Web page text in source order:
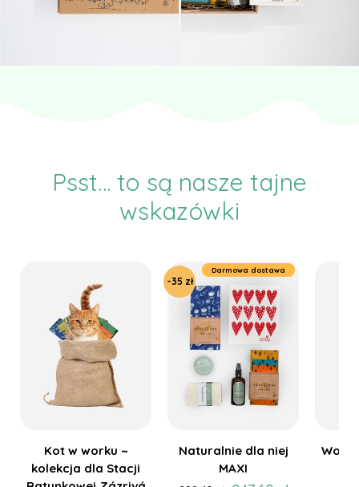
Psst... to są nasze tajne
wskazówki
Kot w worku ~
kolekcja dla Stacji
-35 zł
Darmowa dostawa
Naturalnie dla niej
MAXI